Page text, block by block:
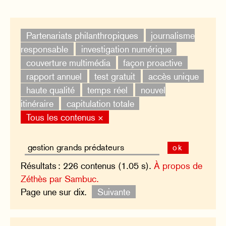
Partenariats philanthropiques
journalisme
responsable
investigation numérique
couverture multimédia
façon proactive
rapport annuel
test gratuit
accès unique
haute qualité
temps réel
nouvel
itinéraire
capitulation totale
Tous les contenus ×
ok
Résultats : 226 contenus (1.05 s).À propos de
Zéthès par Sambuc.
Page une sur dix.
Suivante